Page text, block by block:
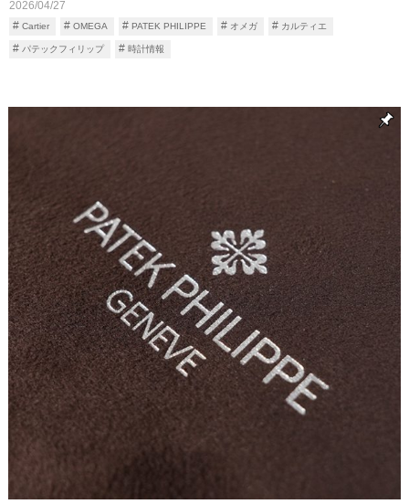
2026/04/27
Cartier OMEGA PATEK PHILIPPE オメガ カルティエ
パテックフィリップ 時計情報